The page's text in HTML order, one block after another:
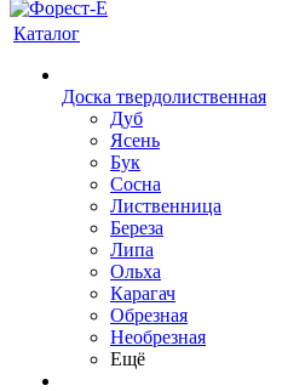
Каталог
Доска твердолиственная
Дуб
Ясень
Бук
Сосна
Лиственница
Береза
Липа
Ольха
Карагач
Обрезная
Необрезная
Ещё